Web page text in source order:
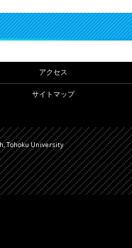
アクセス
サイトマップ
Tohoku University